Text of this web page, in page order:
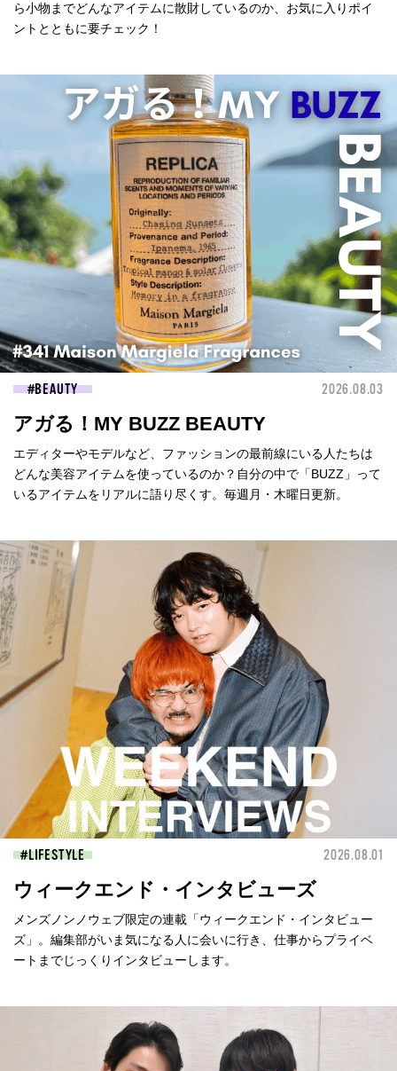
ら小物までどんなアイテムに散財しているのか、お気に入りポイ
ントとともに要チェック！
BEAUTY 2026.08.03
アガる！MY BUZZ BEAUTY
エディターやモデルなど、ファッションの最前線にいる人たちは
どんな美容アイテムを使っているのか？自分の中で「BUZZ」って
いるアイテムをリアルに語り尽くす。毎週月・木曜日更新。
LIFESTYLE 2026.08.01
ウィークエンド・インタビューズ
メンズノンノウェブ限定の連載「ウィークエンド・インタビュー
ズ」。編集部がいま気になる人に会いに行き、仕事からプライベ
ートまでじっくりインタビューします。